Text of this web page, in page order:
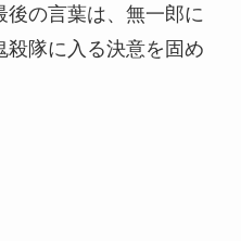
の言葉は、無一郎に
殺隊に入る決意を固め